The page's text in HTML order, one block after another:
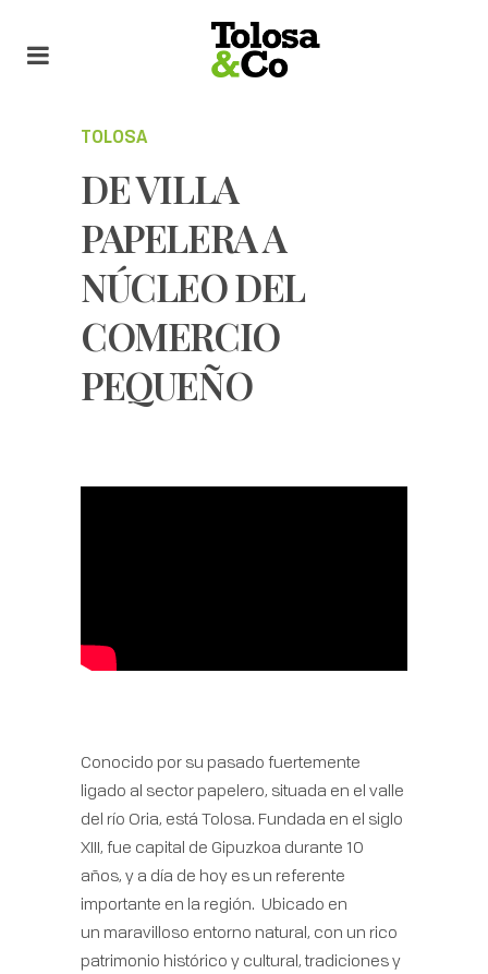
TOLOSA
DE VILLA
PAPELERA A
NÚCLEO DEL
COMERCIO
PEQUEÑO
Conocido por su pasado fuertemente
ligado al sector papelero, situada en el valle
del río Oria, está Tolosa. Fundada en el siglo
XIII, fue capital de Gipuzkoa durante 10
años, y a día de hoy es un referente
importante en la región. Ubicado en
un maravilloso entorno natural, con un rico
patrimonio histórico y cultural, tradiciones y